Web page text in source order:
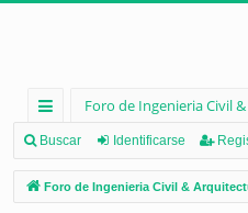
nl
ac
es
Foro de Ingenieria Civil
Buscar Identificarse
Foro de Ingenieria Civil &